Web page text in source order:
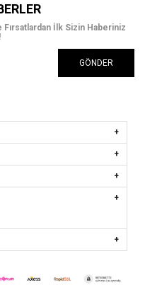
İlk Sizin Haberiniz
GÖNDER